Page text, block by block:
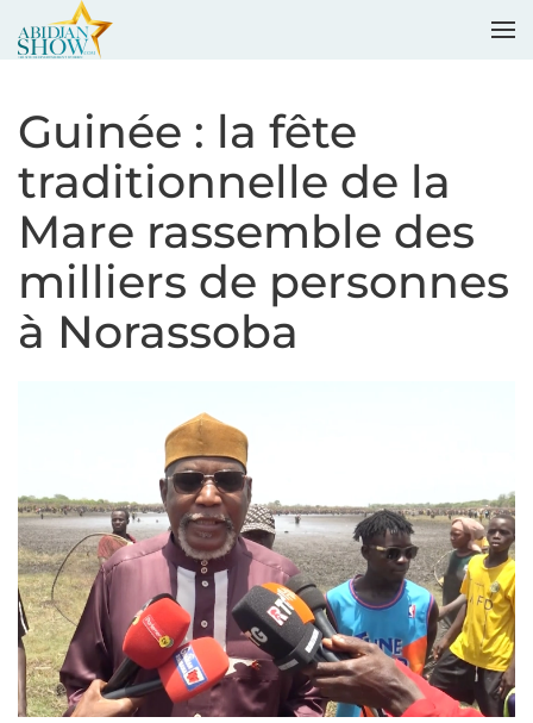
Guinée : la fête
traditionnelle de la
Mare rassemble des
milliers de personnes
à Norassoba